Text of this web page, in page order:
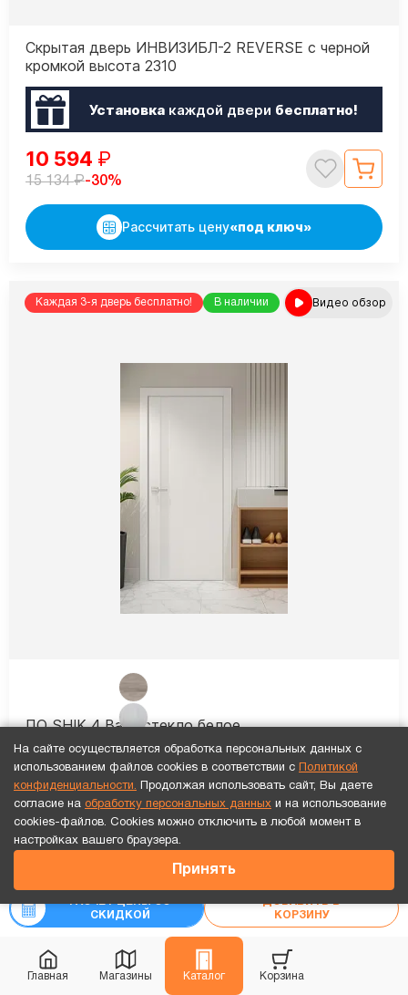
Главная Магазины Каталог Корзина
Точный расчет за 10 минут по СМС или телефону!
СКИДКОЙ
КОРЗИНУ
Скрытая дверь ИНВИЗИБЛ-2 REVERSE с черной
кромкой высота 2310
Установкакаждой двери бесплатно!
10 594 ₽
15 134₽-30%
Рассчитать цену«под ключ»
Каждая 3-я дверь бесплатно! В наличии Видео обзор
ПО SHIK 4 Вайт стекло белое
Установкакаждой дверибесплатно!
13 641₽
17 051₽-20%
Каждая 3-я дверь бесплатно!
На сайте осуществляется обработка персональных данных с
использованием файлов cookies в соответствии с
Политикой
конфиденциальности. Продолжая использовать сайт, Вы даете
согласие на обработку персональных данных и на использование
cookies-файлов. Cookies можно отключить в любой момент в
настройках вашего браузера.
Принять